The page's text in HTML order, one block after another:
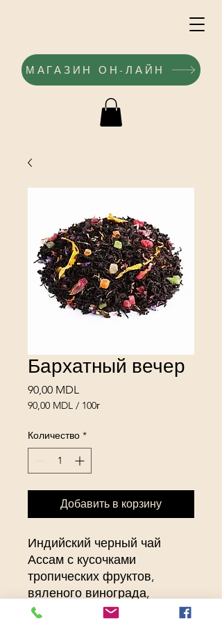
МАГАЗИН ОН-ЛАЙН
Бархатный вечер
90,00 MDL
90,00 MDL / 100г
за
100
Граммы
Количество *
Добавить в корзину
Индийский черный чай
Ассам с кусочками
тропических фруктов,
вяленого винограда,
цветками мальвы,